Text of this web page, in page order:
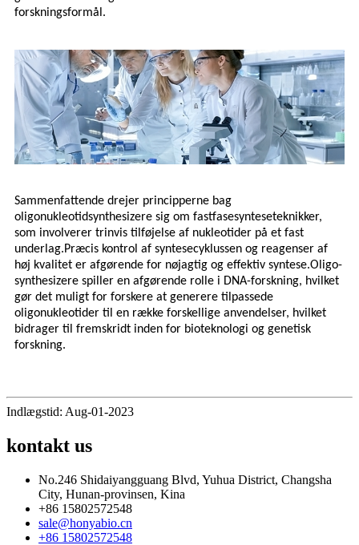
forskningsformål.
Sammenfattende drejer principperne bag
oligonukleotidsynthesizere sig om fastfasesynteseteknikker,
som involverer trinvis tilføjelse af nukleotider på et fast
underlag.Præcis kontrol af syntesecyklussen og reagenser af
høj kvalitet er afgørende for nøjagtig og effektiv syntese.Oligo-
synthesizere spiller en afgørende rolle i DNA-forskning, hvilket
gør det muligt for forskere at generere tilpassede
oligonukleotider til en række forskellige anvendelser, hvilket
bidrager til fremskridt inden for bioteknologi og genetisk
forskning.
Indlægstid: Aug-01-2023
kontakt us
No.246 Shidaiyangguang Blvd, Yuhua District, Changsha
City, Hunan-provinsen, Kina
+86 15802572548
sale@honyabio.cn
+86 15802572548